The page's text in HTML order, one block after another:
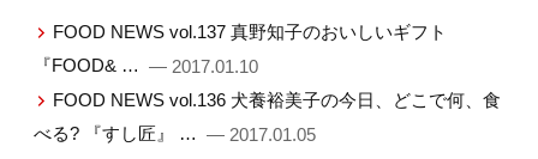
FOOD NEWS vol.137 真野知子のおいしいギフト
『FOOD& … — 2017.01.10
FOOD NEWS vol.136 犬養裕美子の今日、どこで何、食
べる? 『すし匠』 … — 2017.01.05